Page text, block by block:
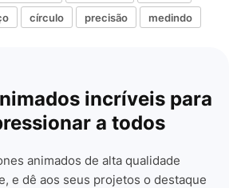
círculo precisão medindo
incríveis para
a todos
animados de alta qualidade
e dê aos seus projetos o destaque